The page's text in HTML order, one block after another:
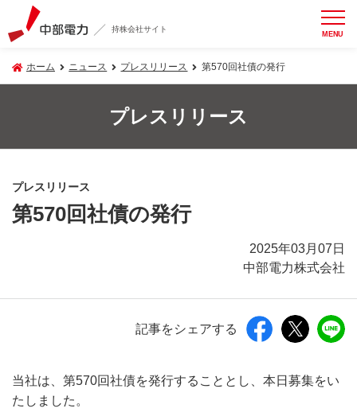
持株会社サイト MENU
ホーム ニュース プレスリリース 第570回社債の発行
プレスリリース
プレスリリース
第570回社債の発行
2025年03月07日
中部電力株式会社
記事をシェアする
当社は、第570回社債を発行することとし、本日募集をい
たしました。